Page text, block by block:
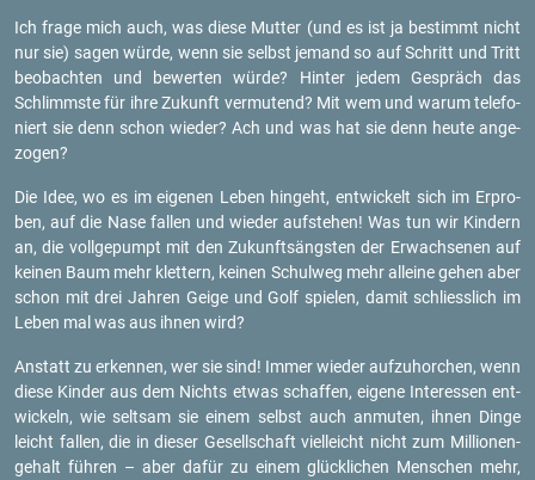
Ich frage mich auch, was diese Mut­ter (und es ist ja be­stimmt nicht
nur sie) sagen würde, wenn sie selbst je­mand so auf Schritt und Tritt
be­ob­ach­ten und be­wer­ten würde? Hin­ter jedem Ge­spräch das
Schlimms­te für ihre Zu­kunft ver­mu­tend? Mit wem und warum te­le­fo­
niert sie denn schon wie­der? Ach und was hat sie denn heute an­ge­
zo­gen?
Die Idee, wo es im ei­ge­nen Leben hin­geht, ent­wi­ckelt sich im Er­pro­
ben, auf die Nase fal­len und wie­der auf­ste­hen! Was tun wir Kin­dern
an, die voll­ge­pumpt mit den Zu­kunfts­ängs­ten der Er­wach­se­nen auf
kei­nen Baum mehr klet­tern, kei­nen Schul­weg mehr al­lei­ne gehen aber
schon mit drei Jah­ren Geige und Golf spie­len, damit schliess­lich im
Leben mal was aus ihnen wird?
An­statt zu er­ken­nen, wer sie sind! Immer wie­der auf­zu­hor­chen, wenn
diese Kin­der aus dem Nichts etwas schaf­fen, ei­ge­ne In­ter­es­sen ent­
wi­ckeln, wie selt­sam sie einem selbst auch an­mu­ten, ihnen Dinge
leicht fal­len, die in die­ser Ge­sell­schaft viel­leicht nicht zum Mil­lio­nen­
ge­halt füh­ren – aber dafür zu einem glück­li­chen Men­schen mehr,